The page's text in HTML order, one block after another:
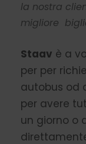
la nostra
migliore
Staav è a
per per
autobus od
per avere
un giorno o